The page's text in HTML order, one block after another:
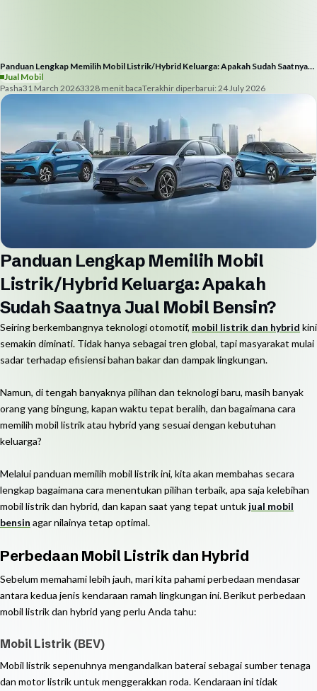
Panduan Lengkap Memilih Mobil Listrik/Hybrid Keluarga: Apakah Sudah Saatnya
Jual Mobil Bensin?
Jual Mobil
Pasha31 March 20263328 menit bacaTerakhir diperbarui: 24 July 2026
Panduan Lengkap Memilih Mobil
Listrik/Hybrid Keluarga: Apakah
Sudah Saatnya Jual Mobil Bensin?
Seiring berkembangnya teknologi otomotif, mobil listrik dan hybrid kini
semakin diminati. Tidak hanya sebagai tren global, tapi masyarakat mulai
sadar terhadap efisiensi bahan bakar dan dampak lingkungan.
Namun, di tengah banyaknya pilihan dan teknologi baru, masih banyak
orang yang bingung, kapan waktu tepat beralih, dan bagaimana cara
memilih mobil listrik atau hybrid yang sesuai dengan kebutuhan
keluarga?
Melalui panduan memilih mobil listrik ini, kita akan membahas secara
lengkap bagaimana cara menentukan pilihan terbaik, apa saja kelebihan
mobil listrik dan hybrid, dan kapan saat yang tepat untuk jual mobil
bensin agar nilainya tetap optimal.
Perbedaan Mobil Listrik dan Hybrid
Sebelum memahami lebih jauh, mari kita pahami perbedaan mendasar
antara kedua jenis kendaraan ramah lingkungan ini. Berikut perbedaan
mobil listrik dan hybrid yang perlu Anda tahu:
Mobil Listrik (BEV)
Mobil listrik sepenuhnya mengandalkan baterai sebagai sumber tenaga
dan motor listrik untuk menggerakkan roda. Kendaraan ini tidak